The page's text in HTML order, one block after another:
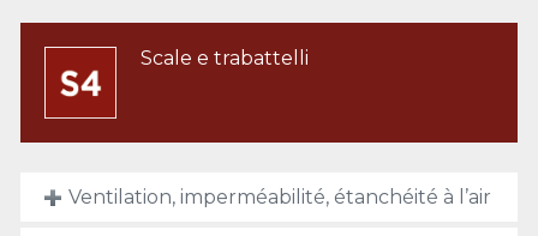
Scale e trabattelli
Ventilation, imperméabilité, étanchéité à l’air